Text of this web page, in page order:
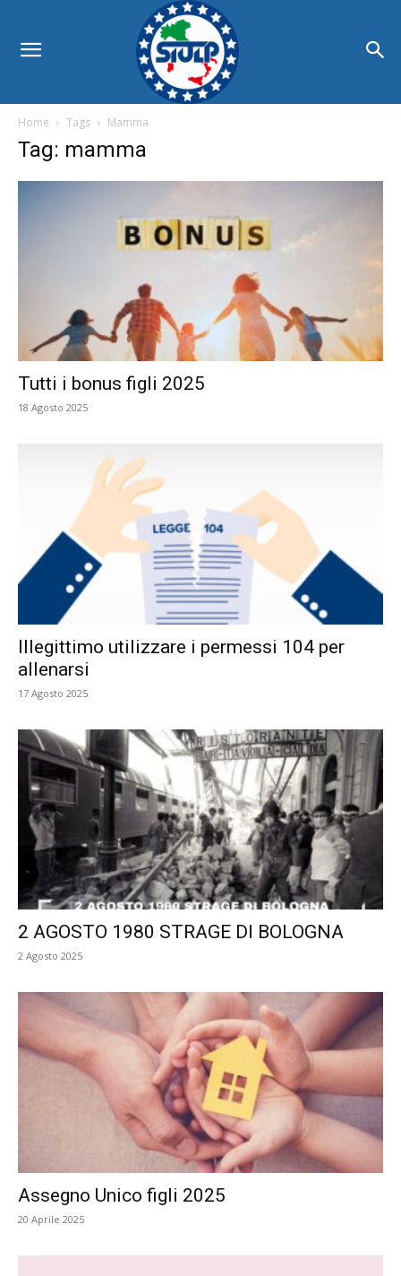
Home Tags Mamma
Tag: mamma
Tutti i bonus figli 2025
18 Agosto 2025
Illegittimo utilizzare i permessi 104 per
allenarsi
17 Agosto 2025
2 AGOSTO 1980 STRAGE DI BOLOGNA
2 Agosto 2025
Assegno Unico figli 2025
20 Aprile 2025